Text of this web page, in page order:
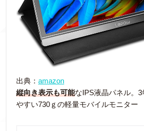
出典： amazon
縦向き表示も可能なIPS液晶パネル。
やすい730ｇの軽量モバイルモニター